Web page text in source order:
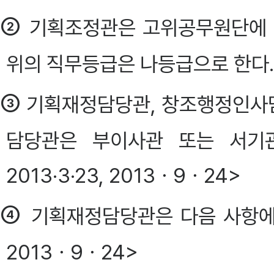
② 기획조정관은 고위공무원단
위의 직무등급은 나등급으로 한
③ 기획재정담당관, 창조행정인
담당관은 부이사관 또는 서
2013·3·23, 2013ㆍ9ㆍ24>
④ 기획재정담당관은 다음 사항
2013ㆍ9ㆍ24>